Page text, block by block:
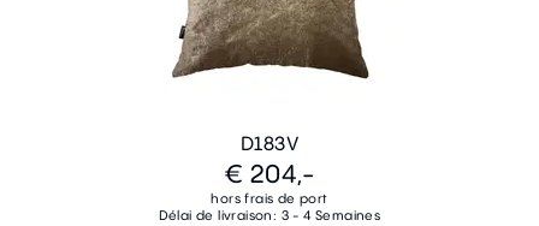
D183V
€ 204,-
hors frais de port
Délai de livraison: 3 - 4 Semaines